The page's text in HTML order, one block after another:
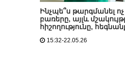
Ինչպե՞ս թարգմանել
բառերը, այլև
հիշողությունը,
15:32-22.05.26